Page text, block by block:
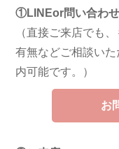
①LINEor問い合わ
（直接ご来店でも
有無などご相談い
内可能です。）
お